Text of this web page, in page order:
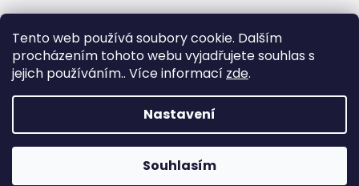
Tento web používá soubory cookie. Dalším
procházením tohoto webu vyjadřujete souhlas s
jejich používáním.. Více informací zde.
Nastavení
Souhlasím
Woodtime. Všechna práva vyhrazena.